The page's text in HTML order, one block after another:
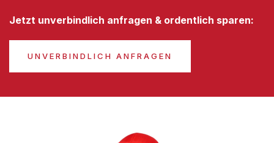
Jetzt unverbindlich anfragen & ordentlich sparen:
UNVERBINDLICH ANFRAGEN